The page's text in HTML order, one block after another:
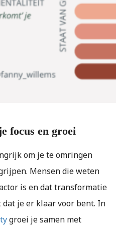
focus en groei
om je te omringen
Mensen die weten
is en dat transformatie
je er klaar voor bent. In
groei je samen met